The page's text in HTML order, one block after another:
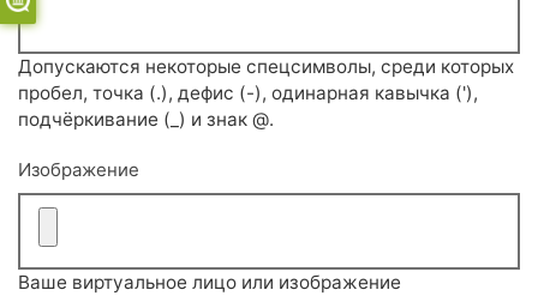
Допускаются некоторые спецсимволы, среди которых
пробел, точка (.), дефис (-), одинарная кавычка ('),
подчёркивание (_) и знак @.
Изображение
Ваше виртуальное лицо или изображение